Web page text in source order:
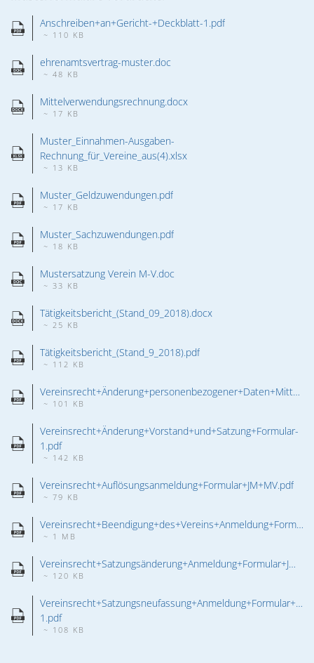
Torgelower Stadtfilm
09.12.2026 Weihnachtskonzert
Anschreiben+an+Gericht-+Deckblatt-1.pdf
~ 110 KB
ehrenamtsvertrag-muster.doc
~ 48 KB
Mittelverwendungsrechnung.docx
~ 17 KB
Muster_Einnahmen-Ausgaben-
Rechnung_für_Vereine_aus(4).xlsx
~ 13 KB
Muster_Geldzuwendungen.pdf
~ 17 KB
Muster_Sachzuwendungen.pdf
~ 18 KB
Mustersatzung Verein M-V.doc
~ 33 KB
Tätigkeitsbericht_(Stand_09_2018).docx
~ 25 KB
Tätigkeitsbericht_(Stand_9_2018).pdf
~ 112 KB
Vereinsrecht+Änderung+personenbezogener+Daten+Mitteilung+Formular+JM+MV.pdf
~ 101 KB
Vereinsrecht+Änderung+Vorstand+und+Satzung+Formular-
1.pdf
~ 142 KB
Vereinsrecht+Auflösungsanmeldung+Formular+JM+MV.pdf
~ 79 KB
Vereinsrecht+Beendigung+des+Vereins+Anmeldung+Formular+JM+MV.pdf
~ 1 MB
Vereinsrecht+Satzungsänderung+Anmeldung+Formular+JM+MV.pdf
~ 120 KB
1.pdf
~ 108 KB